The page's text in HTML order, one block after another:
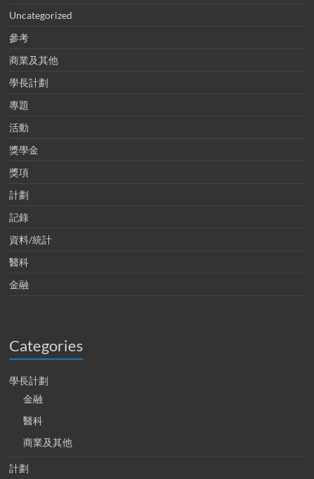
Uncategorized
參考
商業及其他
學長計劃
專題
活動
獎學金
獎項
計劃
記錄
資料/統計
醫科
金融
Categories
學長計劃
金融
醫科
商業及其他
計劃